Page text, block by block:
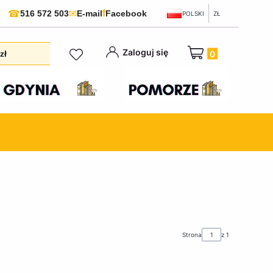
☎516 572 503✉E-mailfFacebook POLSKI ZŁ
Zaloguj się Produkty w
Strona z 1